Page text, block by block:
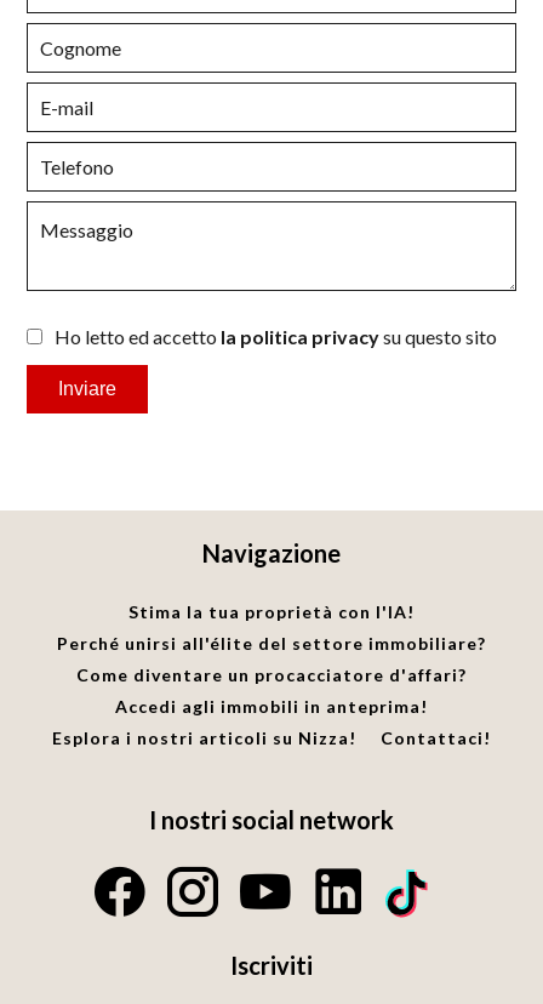
Ho letto ed accetto la politica privacysu questo sito
Inviare
Navigazione
Stima la tua proprietà con l'IA!
Perché unirsi all'élite del settore immobiliare?
Come diventare un procacciatore d'affari?
Accedi agli immobili in anteprima!
Esplora i nostri articoli su Nizza!
Contattaci!
I nostri social network
Iscriviti